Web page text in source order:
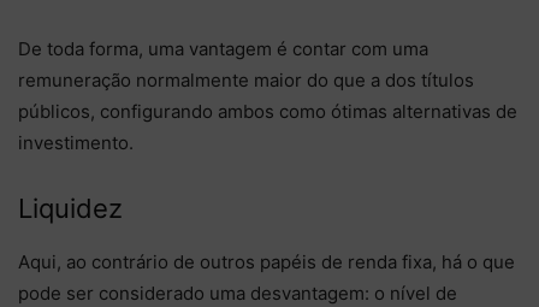
De toda forma, uma vantagem é contar com uma
remuneração normalmente maior do que a dos títulos
públicos, configurando ambos como ótimas alternativas de
investimento.
Liquidez
Aqui, ao contrário de outros papéis de renda fixa, há o que
pode ser considerado uma desvantagem: o nível de